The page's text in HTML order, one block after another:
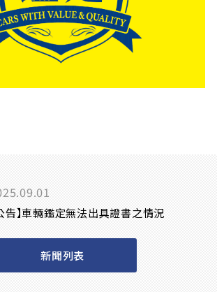
告】車輛鑑定無法出具證書之情況
新聞列表